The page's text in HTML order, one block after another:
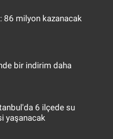
86 milyon kazanacak
bir indirim daha
6 ilçede su
yaşanacak